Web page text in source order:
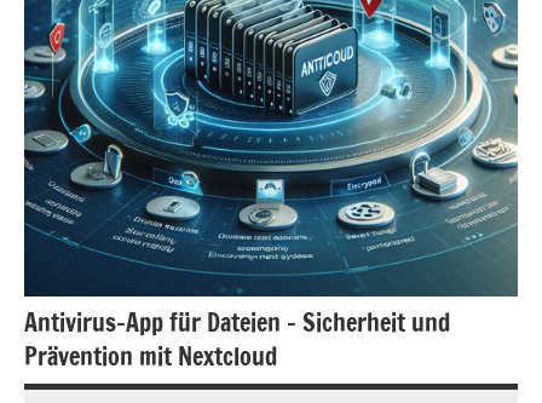
Antivirus-App für Dateien – Sicherheit und
Prävention mit Nextcloud